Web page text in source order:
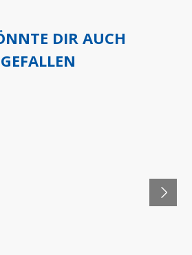
DIR AUCH
GEFALLEN